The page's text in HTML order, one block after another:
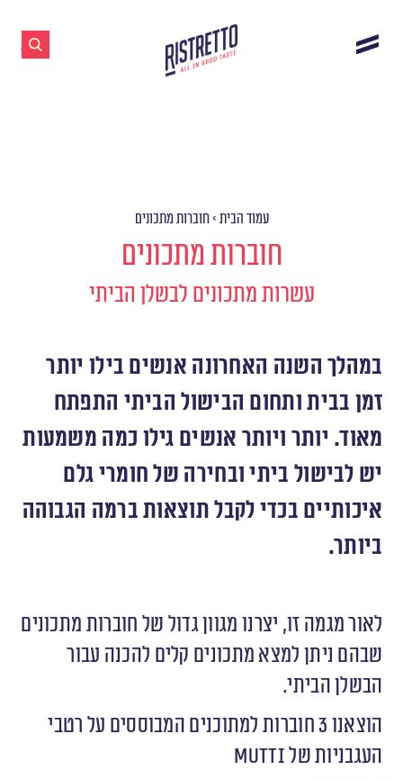
עמוד הבית >חוברות מתכונים
חוברות מתכונים
עשרות מתכונים לבשלן הביתי
במהלך השנה האחרונה אנשים בילו יותר
זמן בבית ותחום הבישול הביתי התפתח
מאוד. יותר ויותר אנשים גילו כמה משמעות
יש לבישול ביתי ובחירה של חומרי גלם
איכותיים בכדי לקבל תוצאות ברמה הגבוהה
ביותר.
לאור מגמה זו, יצרנו מגוון גדול של חוברות מתכונים
שבהם ניתן למצא מתכונים קלים להכנה עבור
הבשלן הביתי.
הוצאנו 3 חוברות למתוכנים המבוססים על רטבי
העגבניות שלMutti